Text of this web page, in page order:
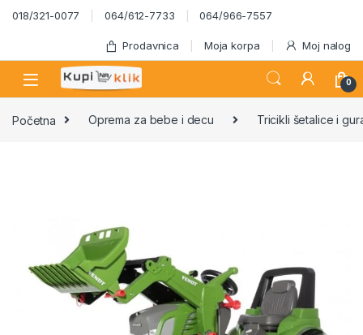
Skip to navigation
Skip to content
018/321-0077 064/612-7733 064/966-7557
Prodavnica Moja korpa Moj nalog
0
Početna Oprema za bebe i decu Tricikli šetalice i